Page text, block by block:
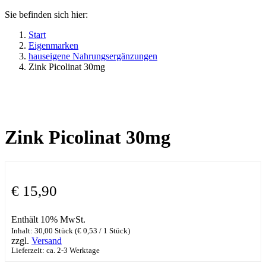
Sie befinden sich hier:
Start
Eigenmarken
hauseigene Nahrungsergänzungen
Zink Picolinat 30mg
Zink Picolinat 30mg
€ 15,90
Enthält 10% MwSt.
Inhalt: 30,00 Stück (€ 0,53 / 1 Stück)
zzgl. Versand
Lieferzeit: ca. 2-3 Werktage